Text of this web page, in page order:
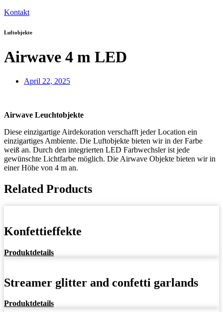
Kontakt
Luftobjekte
Airwave 4 m LED
April 22, 2025
Airwave Leuchtobjekte
Diese einzigartige Airdekoration verschafft jeder Location ein
einzigartiges Ambiente. Die Luftobjekte bieten wir in der Farbe
weiß an. Durch den integrierten LED Farbwechsler ist jede
gewünschte Lichtfarbe möglich. Die Airwave Objekte bieten wir in
einer Höhe von 4 m an.
Related Products
Konfettieffekte
Produktdetails
Streamer glitter and confetti garlands
Produktdetails